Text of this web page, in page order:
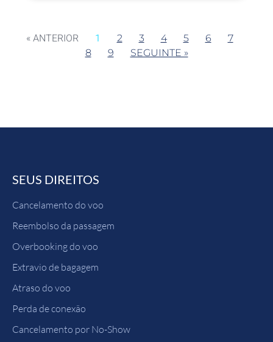
« ANTERIOR 1 2 3 4 5 6
7
8
9 SEGUINTE »
SEUS DIREITOS
Cancelamento do voo
Reembolso da passagem
Overbooking do voo
Extravio de bagagem
Atraso do voo
Perda de conexão
Cancelamento por No-Show